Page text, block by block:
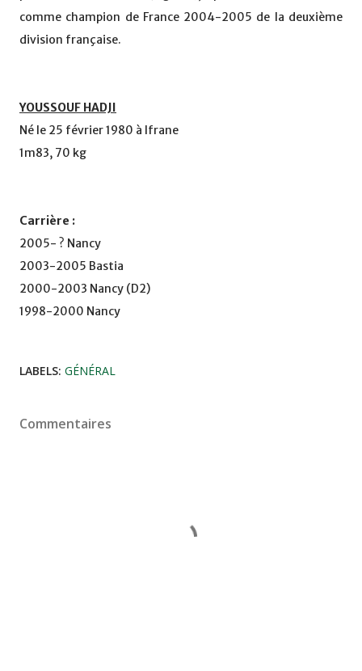
comme champion de France 2004-2005 de la deuxième
division française.
YOUSSOUF HADJI
Né le 25 février 1980 à Ifrane
1m83, 70 kg
Carrière :
2005- ? Nancy
2003-2005 Bastia
2000-2003 Nancy (D2)
1998-2000 Nancy
LABELS: GÉNÉRAL
Commentaires